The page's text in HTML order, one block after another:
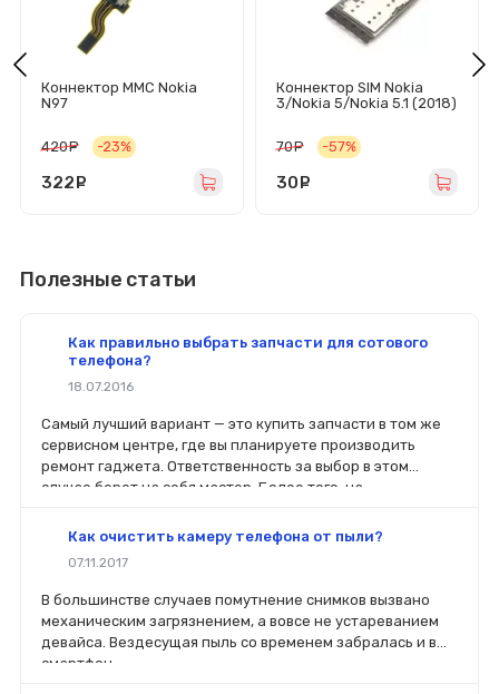
Коннектор MMC Nokia
N97
420 руб.
-23%
322
Коннектор SIM Nokia
3/Nokia 5/Nokia 5.1 (2018)
70 руб.
-57%
30
Полезные статьи
Как правильно выбрать запчасти для сотового
телефона?
18.07.2016
Самый лучший вариант — это купить запчасти в том же
сервисном центре, где вы планируете производить
ремонт гаджета. Ответственность за выбор в этом
случае берет на себя мастер. Более того, на
вы планируете делать ремонт самостоятельно, то выбор
перед покупкой нового модуля старый был в руках. Так
легче сориентироваться в разъемах, элементах
крепления, электрических параметрах и прочих
характеристиках.
Как очистить камеру телефона от пыли?
07.11.2017
В большинстве случаев помутнение снимков вызвано
механическим загрязнением, а вовсе не устареванием
девайса. Вездесущая пыль со временем забралась и в
смартфон.